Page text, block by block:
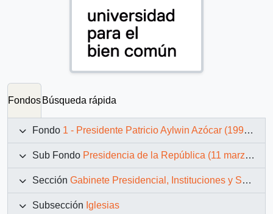
Fondos Búsqueda rápida
Fondo 1 - Presidente Patricio Aylwin Azócar (1990-1994)
Sub Fondo Presidencia de la República (11 marzo 1990 – 11 marzo 1994)
Sección Gabinete Presidencial, Instituciones y Servicios
Subsección Iglesias